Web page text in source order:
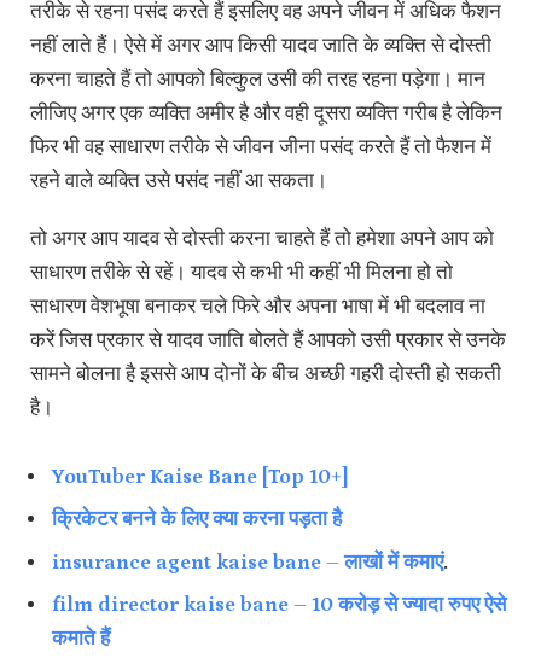
तरीके से रहना पसंद करते हैं इसलिए वह अपने जीवन में अधिक फैशन
नहीं लाते हैं। ऐसे में अगर आप किसी यादव जाति के व्यक्ति से दोस्ती
करना चाहते हैं तो आपको बिल्कुल उसी की तरह रहना पड़ेगा। मान
लीजिए अगर एक व्यक्ति अमीर है और वही दूसरा व्यक्ति गरीब है लेकिन
फिर भी वह साधारण तरीके से जीवन जीना पसंद करते हैं तो फैशन में
रहने वाले व्यक्ति उसे पसंद नहीं आ सकता।
तो अगर आप यादव से दोस्ती करना चाहते हैं तो हमेशा अपने आप को
साधारण तरीके से रहें। यादव से कभी भी कहीं भी मिलना हो तो
साधारण वेशभूषा बनाकर चले फिरे और अपना भाषा में भी बदलाव ना
करें जिस प्रकार से यादव जाति बोलते हैं आपको उसी प्रकार से उनके
सामने बोलना है इससे आप दोनों के बीच अच्छी गहरी दोस्ती हो सकती
है।
YouTuber Kaise Bane [Top 10+]
क्रिकेटर बनने के लिए क्या करना पड़ता है
insurance agent kaise bane – लाखों में कमाएं.
film director kaise bane – 10 करोड़ से ज्यादा रुपए ऐसे
कमाते हैं